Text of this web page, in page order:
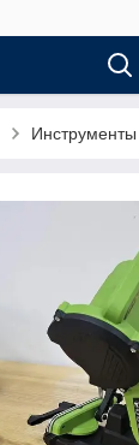
Инструменты